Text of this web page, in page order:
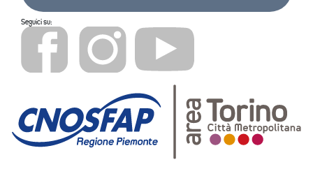
Seguici su: